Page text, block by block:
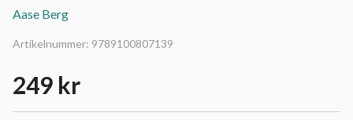
Aase Berg
Artikelnummer: 9789100807139
249 kr